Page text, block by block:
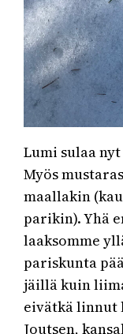
Lumi sulaa
Myös
maallakin
parikin). Yhä
laaksomme
pariskunta
jäillä kuin
eivätkä linnut
Joutsen,